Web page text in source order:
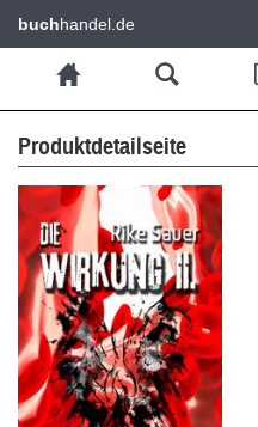
buchhandel.de
Produktdetailseite